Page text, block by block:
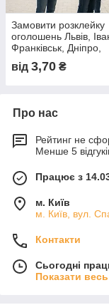
Замовити розклейку
оголошень Львів,
Франківськ, Дніпро,
Одеса, Харьків, Київ
від 3,70 ₴
Про нас
Рейтинг не
Менше 5
Працює з
м. Київ
м. Київ, вул.
Контакти
Сьогодні
Показати